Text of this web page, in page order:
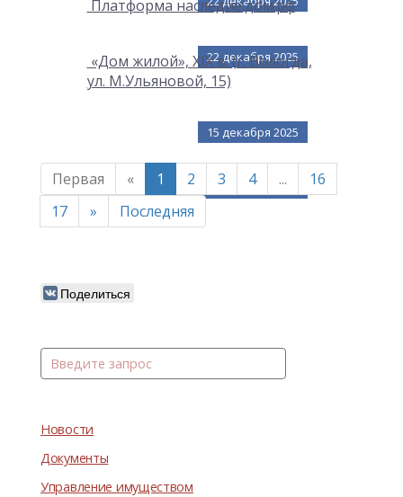
Новости
Документы
Управление имуществом
22 декабря 2025
15 декабря 2025
Платформа наследие.дом.рф
12 декабря 2025
«Дом жилой», XIX в. (г. Вологда,
ул. М.Ульяновой, 15)
Первая « 1 2 3 4 ...
16
17
» Последняя
Поделиться